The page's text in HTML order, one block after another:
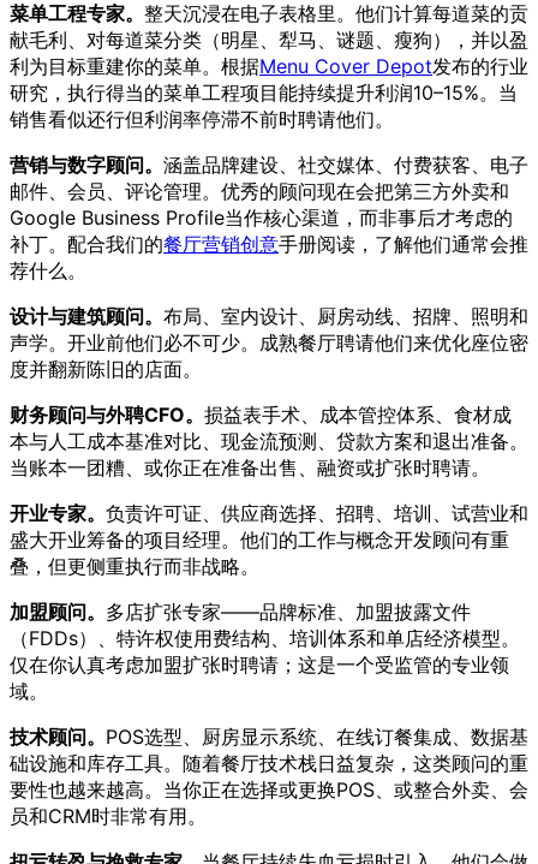
菜单工程专家。 整天沉浸在电子表格里。他们计算每道菜的贡
献毛利、对每道菜分类（明星、犁马、谜题、瘦狗），并以盈
利为目标重建你的菜单。根据Menu Cover Depot发布的行业
研究，执行得当的菜单工程项目能持续提升利润10–15%。当
销售看似还行但利润率停滞不前时聘请他们。
营销与数字顾问。 涵盖品牌建设、社交媒体、付费获客、电子
邮件、会员、评论管理。优秀的顾问现在会把第三方外卖和
Google Business Profile当作核心渠道，而非事后才考虑的
补丁。配合我们的餐厅营销创意手册阅读，了解他们通常会推
荐什么。
设计与建筑顾问。 布局、室内设计、厨房动线、招牌、照明和
声学。开业前他们必不可少。成熟餐厅聘请他们来优化座位密
度并翻新陈旧的店面。
财务顾问与外聘CFO。 损益表手术、成本管控体系、食材成
本与人工成本基准对比、现金流预测、贷款方案和退出准备。
当账本一团糟、或你正在准备出售、融资或扩张时聘请。
开业专家。 负责许可证、供应商选择、招聘、培训、试营业和
盛大开业筹备的项目经理。他们的工作与概念开发顾问有重
叠，但更侧重执行而非战略。
加盟顾问。 多店扩张专家——品牌标准、加盟披露文件
（FDDs）、特许权使用费结构、培训体系和单店经济模型。
仅在你认真考虑加盟扩张时聘请；这是一个受监管的专业领
域。
技术顾问。 POS选型、厨房显示系统、在线订餐集成、数据基
础设施和库存工具。随着餐厅技术栈日益复杂，这类顾问的重
要性也越来越高。当你正在选择或更换POS、或整合外卖、会
员和CRM时非常有用。